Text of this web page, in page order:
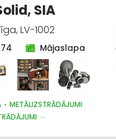
SIA
LV-1002
Mājaslapa
METĀLIZSTRĀDĀJUMI